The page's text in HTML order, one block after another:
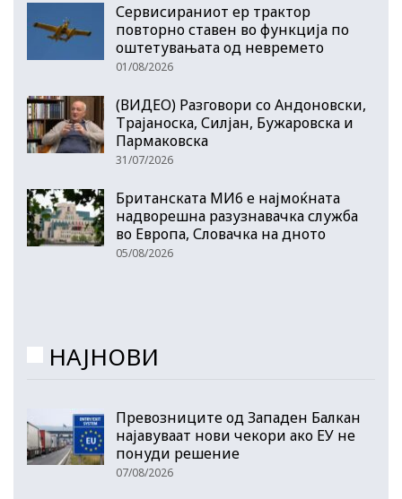
Сервисираниот ер трактор
повторно ставен во функција по
оштетувањата од невремето
01/08/2026
(ВИДЕО) Разговори со Андоновски,
Трајаноска, Силјан, Бужаровска и
Пармаковска
31/07/2026
Британската МИ6 е најмоќната
надворешна разузнавачка служба
во Европа, Словачка на дното
05/08/2026
НАЈНОВИ
Превозниците од Западен Балкан
најавуваат нови чекори ако ЕУ не
понуди решение
07/08/2026